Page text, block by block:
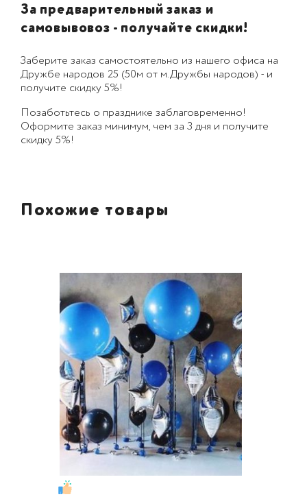
За предварительный заказ и
самовывовоз - получайте скидки!
Заберите заказ самостоятельно из нашего офиса на
Дружбе народов 25 (50м от м.Дружбы народов) - и
получите скидку 5%!
Позаботьтесь о празднике заблаговременно!
Оформите заказ минимум, чем за 3 дня и получите
скидку 5%!
Похожие товары